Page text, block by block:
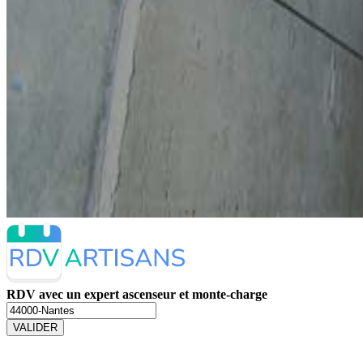
RDV avec un expert ascenseur et monte-charge
VALIDER